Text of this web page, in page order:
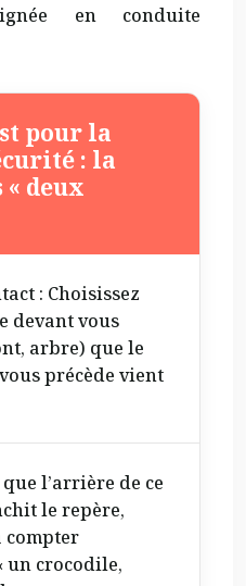
en conduite
pour la
: la
« deux
: Choisissez
devant vous
arbre) que le
précède vient
que l’arrière de ce
le repère,
compter
un crocodile,